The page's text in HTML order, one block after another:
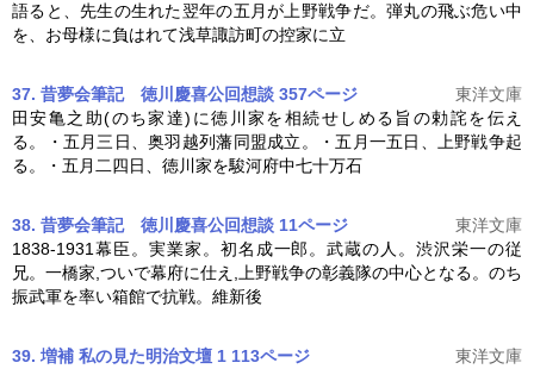
語ると、先生の生れた翌年の五月が 上野戦争だ。弾丸の飛ぶ危い中
を、お母様に負はれて浅草諏訪町の控家に立
37. 昔夢会筆記 徳川慶喜公回想談 357ページ
東洋文庫
田安亀之助(のち家達)に徳川家を相続せしめる旨の勅詫を伝え
る。・五月三日、奥羽越列藩同盟成立。・五月一五日、
上野戦争起
る。・五月二四日、徳川家を駿河府中七十万石
38. 昔夢会筆記 徳川慶喜公回想談 11ページ
東洋文庫
1838-1931幕臣。実業家。初名成一郎。武蔵の人。渋沢栄一の従
兄。一橋家,ついで幕府に仕え,
上野戦争の彰義隊の中心となる。のち
振武軍を率い箱館で抗戦。維新後
39. 増補 私の見た明治文壇 1 113ページ
東洋文庫